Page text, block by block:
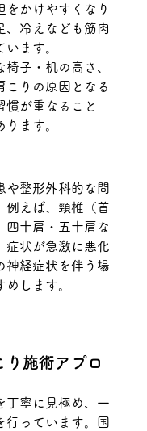
をかけやすくなり
、冷えなども筋肉
ます。
子・机の高さ、
こりの原因となる
慣が重なること
ます。
や整形外科的な問
例えば、頸椎（首
四十肩・五十肩な
症状が急激に悪化
神経症状を伴う場
します。
り施術アプロ
丁寧に見極め、一
行っています。国